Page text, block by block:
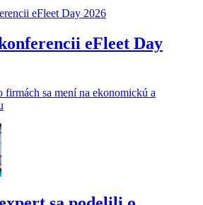
eFleet Day
sa mení na ekonomickú a